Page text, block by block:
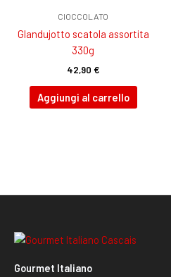
CIOCCOLATO
GIandujotto scatola assortita
330g
42,90 €
Aggiungi al carrello
Gourmet Italiano